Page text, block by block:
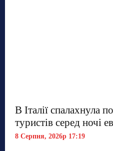
В Італії спалахнула
туристів серед ночі
8 Серпня, 2026р 17:19